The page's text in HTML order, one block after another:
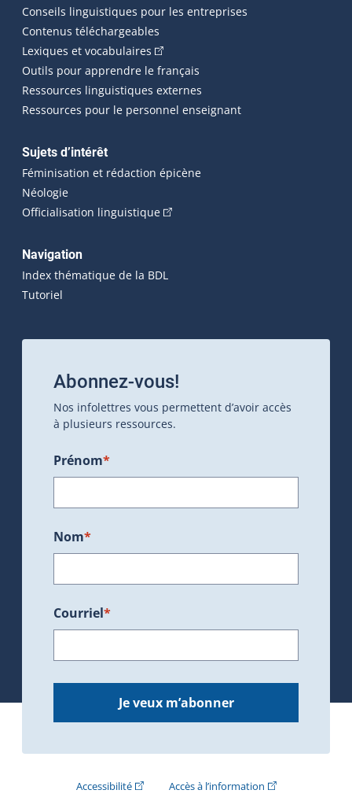
Conseils linguistiques pour les entreprises
Contenus téléchargeables
Lexiques et vocabulaires (Cet hyperlien externe s'ouvrira
Outils pour apprendre le français
Ressources linguistiques externes
Ressources pour le personnel enseignant
Sujets d’intérêt
Féminisation et rédaction épicène
Néologie
Officialisation linguistique(Cet hyperlien externe s'ouvrira
Navigation
Index thématique de la BDL
Tutoriel
Abonnez-vous!
Nos infolettres vous permettent d’avoir accès
à plusieurs ressources.
Prénom*
Nom*
Courriel*
Je veux m’abonner
Accessibilité(Cet hyperlien externe s'ouvrira dans une
Accès à l’information(Cet hyperlien